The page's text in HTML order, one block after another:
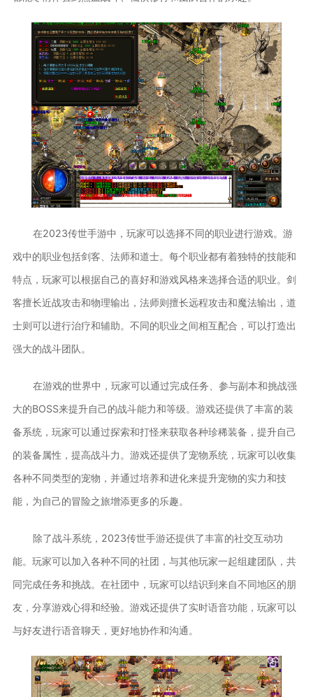
在2023传世手游中，玩家可以选择不同的职业进行游戏。游
戏中的职业包括剑客、法师和道士。每个职业都有着独特的技能和
特点，玩家可以根据自己的喜好和游戏风格来选择合适的职业。剑
客擅长近战攻击和物理输出，法师则擅长远程攻击和魔法输出，道
士则可以进行治疗和辅助。不同的职业之间相互配合，可以打造出
强大的战斗团队。
在游戏的世界中，玩家可以通过完成任务、参与副本和挑战强
大的BOSS来提升自己的战斗能力和等级。游戏还提供了丰富的装
备系统，玩家可以通过探索和打怪来获取各种珍稀装备，提升自己
的装备属性，提高战斗力。游戏还提供了宠物系统，玩家可以收集
各种不同类型的宠物，并通过培养和进化来提升宠物的实力和技
能，为自己的冒险之旅增添更多的乐趣。
除了战斗系统，2023传世手游还提供了丰富的社交互动功
能。玩家可以加入各种不同的社团，与其他玩家一起组建团队，共
同完成任务和挑战。在社团中，玩家可以结识到来自不同地区的朋
友，分享游戏心得和经验。游戏还提供了实时语音功能，玩家可以
与好友进行语音聊天，更好地协作和沟通。